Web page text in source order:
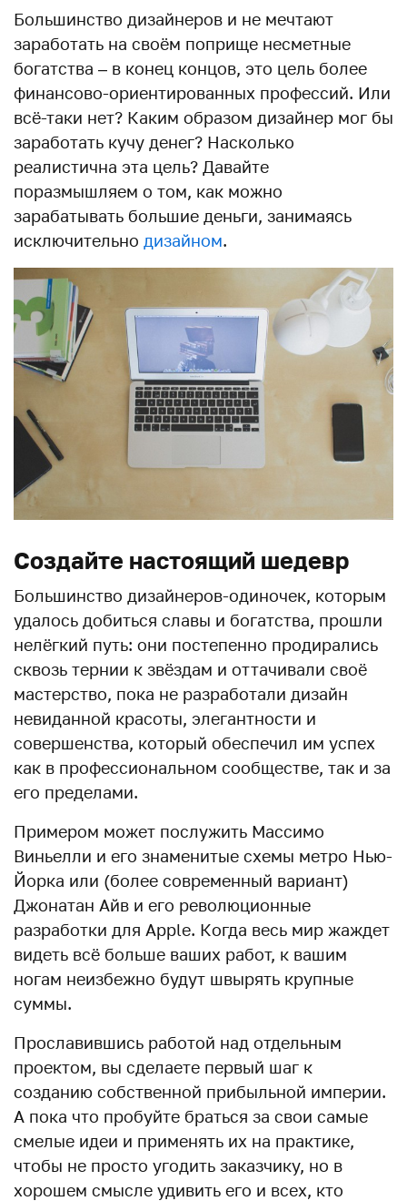
Большинство дизайнеров и не мечтают
заработать на своём поприще несметные
богатства – в конец концов, это цель более
финансово-ориентированных профессий. Или
всё-таки нет? Каким образом дизайнер мог бы
заработать кучу денег? Насколько
реалистична эта цель? Давайте
поразмышляем о том, как можно
зарабатывать большие деньги, занимаясь
исключительно дизайном.
Создайте настоящий шедевр
Большинство дизайнеров-одиночек, которым
удалось добиться славы и богатства, прошли
нелёгкий путь: они постепенно продирались
сквозь тернии к звёздам и оттачивали своё
мастерство, пока не разработали дизайн
невиданной красоты, элегантности и
совершенства, который обеспечил им успех
как в профессиональном сообществе, так и за
его пределами.
Примером может послужить Массимо
Виньелли и его знаменитые схемы метро Нью-
Йорка или (более современный вариант)
Джонатан Айв и его революционные
разработки для Apple. Когда весь мир жаждет
видеть всё больше ваших работ, к вашим
ногам неизбежно будут швырять крупные
суммы.
Прославившись работой над отдельным
проектом, вы сделаете первый шаг к
созданию собственной прибыльной империи.
А пока что пробуйте браться за свои самые
смелые идеи и применять их на практике,
чтобы не просто угодить заказчику, но в
хорошем смысле удивить его и всех, кто